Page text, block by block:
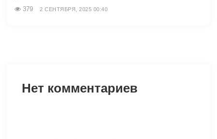
379 2 СЕНТЯБРЯ, 2025 00:40
Нет комментариев